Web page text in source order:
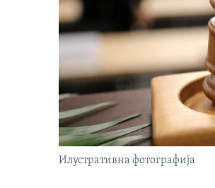
Илустративна фотографија